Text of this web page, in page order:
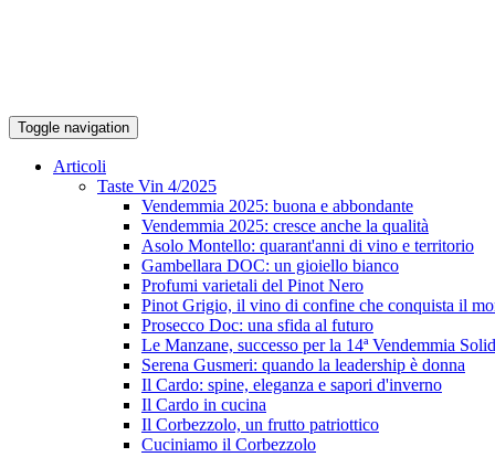
Toggle navigation
Articoli
Taste Vin 4/2025
Vendemmia 2025: buona e abbondante
Vendemmia 2025: cresce anche la qualità
Asolo Montello: quarant'anni di vino e territorio
Gambellara DOC: un gioiello bianco
Profumi varietali del Pinot Nero
Pinot Grigio, il vino di confine che conquista il
Prosecco Doc: una sfida al futuro
Le Manzane, successo per la 14ª Vendemmia
Serena Gusmeri: quando la leadership è donna
Il Cardo: spine, eleganza e sapori d'inverno
Il Cardo in cucina
Il Corbezzolo, un frutto patriottico
Cuciniamo il Corbezzolo